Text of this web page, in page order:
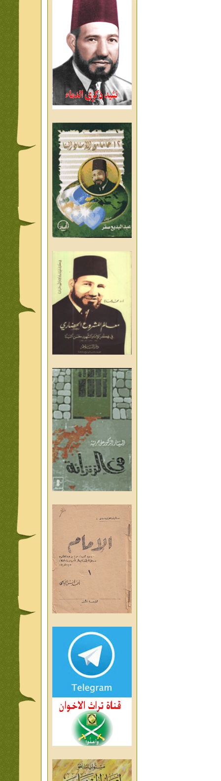
المعاصرين الجزء الثانى
ديوان شعر الاخوان فى القلب
تاليف الشيخ على متولى
تفاصيل جنازة الشهيد احمد
النيسى وعمر شاهين 1952
جمعه امين ومواقف ساعدت
الامام البنا فى تكوين شخصي
الاستاذ جمعه امين وعبقرية
الامام البنا
الشمائل المحمديه دكتور يحيى
غزب
واليوم والغد
من تراث د احمد العسال
العلمانية
كلمات رمضانية الشيخ عيسى
عبد العليم
قبسات رمضانية الشيخ عيسى
عبد العليم